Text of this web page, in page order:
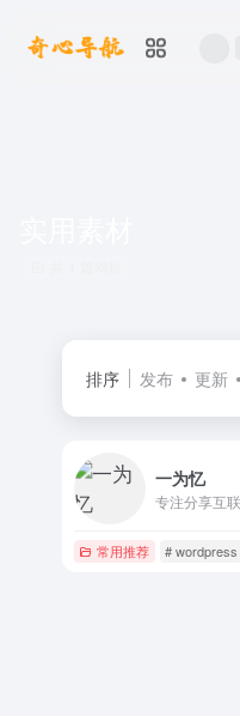
排序 发布 更新
一为忆
常用推荐 # wordpress